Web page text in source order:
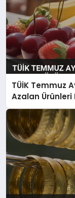
TÜİK Temmuz
Azalan Ürünleri